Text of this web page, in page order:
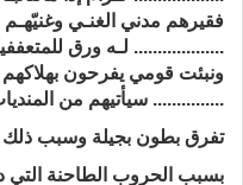
فقيرهم مدني الغنـي وغنيّهـم
................... لـه ورق
ونبئت قومي يفرحون بهلاكهم
............... سيأتيهم من
تفرق بطون بجيلة وسبب ذلك
بسبب الحروب الطاحنة التي